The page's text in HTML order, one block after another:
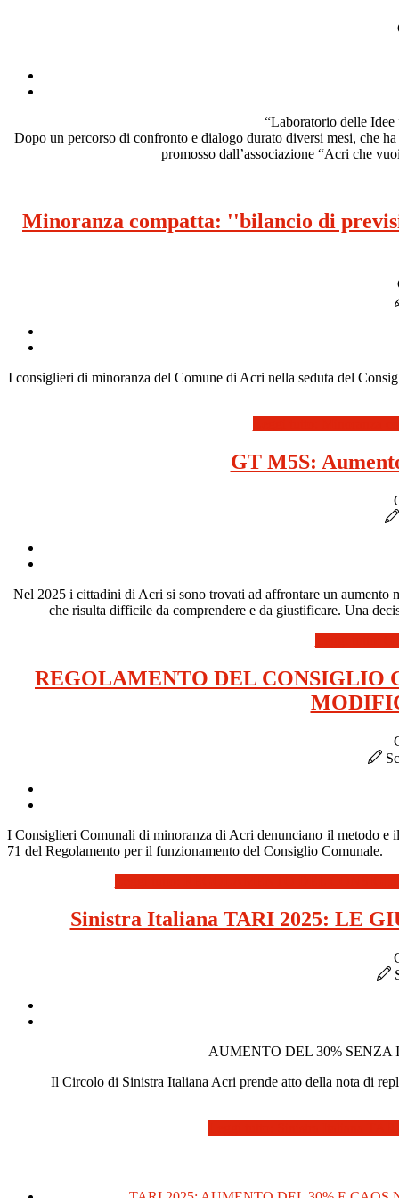
“Laboratorio delle Idee
Dopo un percorso di confronto e dialogo durato diversi mesi, che
promosso dall’associazione “Acri che
Minoranza compatta: ''bilancio di
I consiglieri di minoranza del Comune di Acri nella seduta del
GT M5S:
Nel 2025 i cittadini di Acri si sono trovati ad affrontare un
che risulta difficile da comprendere e da giustificare. Una
REGOLAMENTO DEL CONSIGLIO
I Consiglieri Comunali di minoranza di Acri denunciano il metodo e
71 del Regolamento per il funzionamento del Consiglio Comunale.
Sinistra Italiana TARI 2025: LE
AUMENTO DEL 30%
Il Circolo di Sinistra Italiana Acri prende atto della nota di